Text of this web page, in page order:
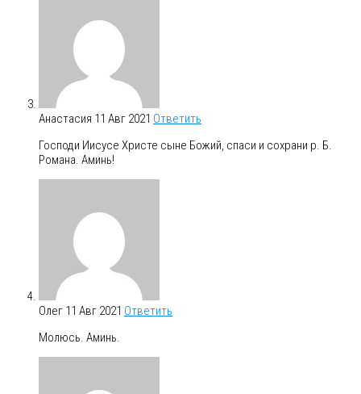
Анастасия 11 Авг 2021 Ответить
Господи Иисусе Христе сыне Божий, спаси и сохрани р. Б.
Романа. Аминь!
Олег 11 Авг 2021 Ответить
Молюсь. Аминь.